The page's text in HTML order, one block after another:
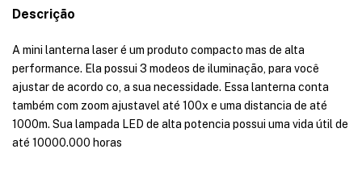
Descrição
A mini lanterna laser é um produto compacto mas de alta
performance. Ela possui 3 modeos de iluminação, para você
ajustar de acordo co, a sua necessidade. Essa lanterna conta
também com zoom ajustavel até 100x e uma distancia de até
1000m. Sua lampada LED de alta potencia possui uma vida útil de
até 10000.000 horas